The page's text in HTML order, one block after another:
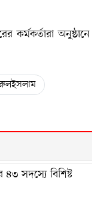
কর্মকর্তারা অনুষ্ঠানে
সদস্যে বিশিষ্ট